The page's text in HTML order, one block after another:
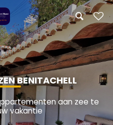
BENITACHELL
aan zee te
vakantie